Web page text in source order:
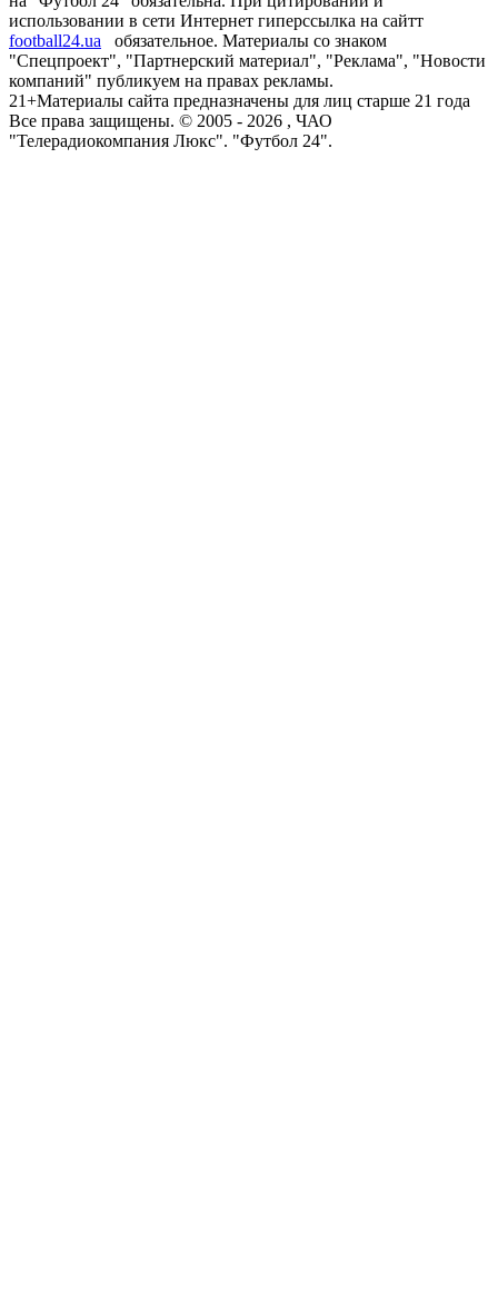
использовании в сети Интернет гиперссылка на сайтт
football24.ua
обязательное. Материалы со знаком
"Спецпроект", "Партнерский материал", "Реклама", "Новости
компаний" публикуем на правах рекламы.
21+Материалы сайта предназначены для лиц старше 21 года
Все права защищены. © 2005 - 2026 , ЧАО
"Телерадиокомпания Люкс". "Футбол 24".